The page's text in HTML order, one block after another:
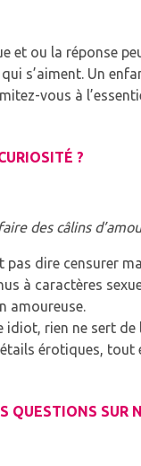
et ou la réponse
s’aiment. Un
vous à
?
des câlins
dire censurer
à caractères
amoureuse.
idiot, rien ne sert
érotiques, tout
QUESTIONS SUR